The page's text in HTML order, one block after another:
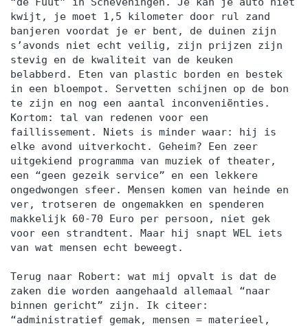
kwijt, je moet 1,5 kilometer door rul zand
banjeren voordat je er bent, de duinen zijn
s’avonds niet echt veilig, zijn prijzen zijn
stevig en de kwaliteit van de keuken
belabberd. Eten van plastic borden en bestek
in een bloempot. Servetten schijnen op de bon
te zijn en nog een aantal inconveniënties.
Kortom: tal van redenen voor een
faillissement. Niets is minder waar: hij is
elke avond uitverkocht. Geheim? Een zeer
uitgekiend programma van muziek of theater,
een “geen gezeik service” en een lekkere
ongedwongen sfeer. Mensen komen van heinde en
ver, trotseren de ongemakken en spenderen
makkelijk 60-70 Euro per persoon, niet gek
voor een strandtent. Maar hij snapt WEL iets
van wat mensen echt beweegt.
Terug naar Robert: wat mij opvalt is dat de
zaken die worden aangehaald allemaal “naar
binnen gericht” zijn. Ik citeer:
“administratief gemak, mensen = materieel,